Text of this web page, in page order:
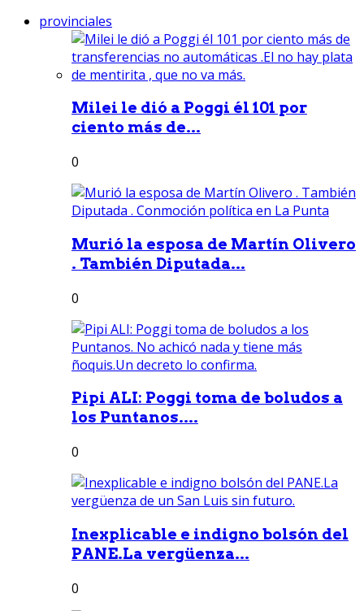
provinciales
Milei le dió a Poggi él 101 por
ciento más de...
0
Murió la esposa de Martín Olivero
. También Diputada...
0
Pipi ALI: Poggi toma de boludos a
los Puntanos....
0
Inexplicable e indigno bolsón del
PANE.La vergüenza...
0